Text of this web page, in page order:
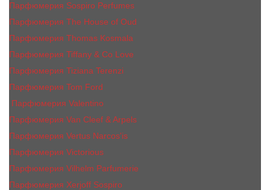
Парфюмерия Sospiro Perfumes
Парфюмерия The House of Oud
Парфюмерия Thomas Kosmala
Парфюмерия Tiffany & Co Love
Парфюмерия Tiziana Terenzi
Парфюмерия Tom Ford
Парфюмерия Valentino
Парфюмерия Van Cleef & Arpels
Парфюмерия Vertus Narcos'is
Парфюмерия Victorious
Парфюмерия Vilhelm Parfumerie
Парфюмерия Xerjoff Sospiro